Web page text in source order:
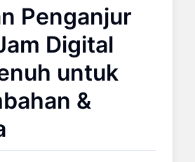
Penganjur
Digital
untuk
&